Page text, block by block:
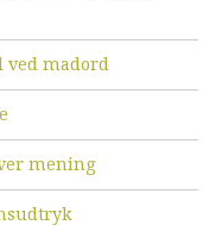
ved madord
mening